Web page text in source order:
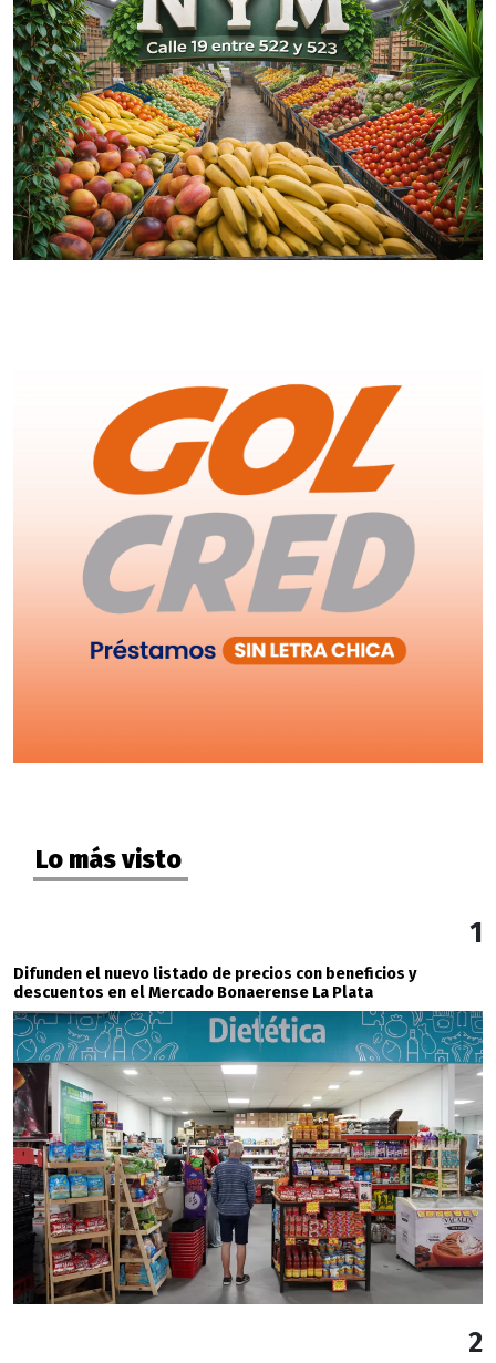
Lo más visto
1
Difunden el nuevo listado de precios con beneficios y
descuentos en el Mercado Bonaerense La Plata
2